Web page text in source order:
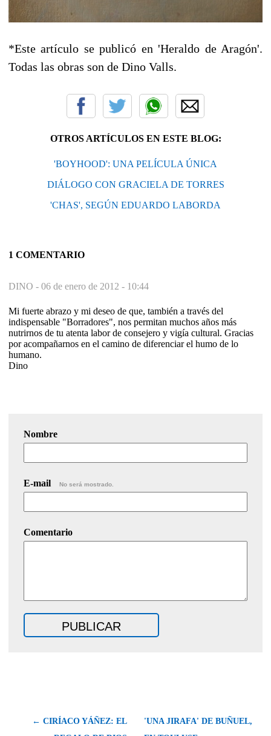
*Este artículo se publicó en 'Heraldo de Aragón'.
Todas las obras son de Dino Valls.
OTROS ARTÍCULOS EN ESTE BLOG:
'BOYHOOD': UNA PELÍCULA ÚNICA
DIÁLOGO CON GRACIELA DE TORRES
'CHAS', SEGÚN EDUARDO LABORDA
1 COMENTARIO
DINO - 06 de enero de 2012 - 10:44
Mi fuerte abrazo y mi deseo de que, también a través del
indispensable "Borradores", nos permitan muchos años más
nutrirnos de tu atenta labor de consejero y vigía cultural. Gracias
por acompañarnos en el camino de diferenciar el humo de lo
humano.
Dino
Nombre
E-mail No será mostrado.
Comentario
← CIRÍACO YÁÑEZ: EL
'UNA JIRAFA' DE BUÑUEL,